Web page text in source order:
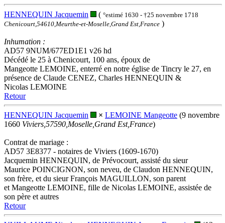
HENNEQUIN Jacquemin ( °estimé 1630 - †25 novembre 1718
Chenicourt,54610,Meurthe-et-Moselle,Grand Est,France )
Inhumation :
AD57 9NUM/677ED1E1 v26 hd
Décédé le 25 à Chenicourt, 100 ans, époux de
Mangeotte LEMOINE, enterré en notre église de Tincry le 27, en
présence de Claude CENEZ, Charles HENNEQUIN &
Nicolas LEMOINE
Retour
HENNEQUIN Jacquemin × LEMOINE Mangeotte (9 novembre
1660 Viviers,57590,Moselle,Grand Est,France)
Contrat de mariage :
AD57 3E8377 - notaires de Viviers (1609-1670)
Jacquemin HENNEQUIN, de Prévocourt, assisté du sieur
Maurice POINCIGNON, son neveu, de Claudon HENNEQUIN,
son frère, et du sieur François MAGUILLON, son parent
et Mangeotte LEMOINE, fille de Nicolas LEMOINE, assistée de
son père et autres
Retour